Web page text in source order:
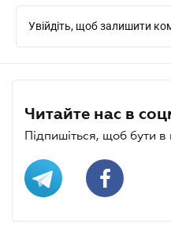
Увійдіть, щоб залишити
Читайте нас в
Підпишіться, щоб бути в